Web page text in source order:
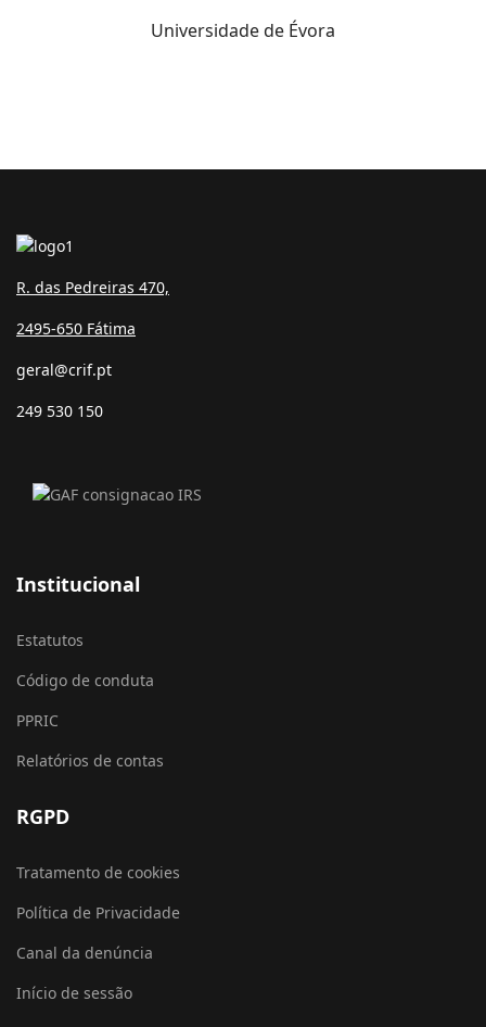
Universidade de Évora
R. das Pedreiras 470,
2495-650 Fátima
geral@crif.pt
249 530 150
Institucional
Estatutos
Código de conduta
PPRIC
Relatórios de contas
RGPD
Tratamento de cookies
Política de Privacidade
Canal da denúncia
Início de sessão